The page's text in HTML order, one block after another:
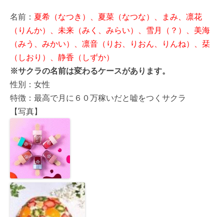
名前： 夏希（なつき）、夏菜（なつな）、まみ、凛花
（りんか）、未来（みく、みらい）、雪月（？）、美海
（みう、みかい）、凛音（りお、りおん、りんね）、栞
（しおり）、静香（しずか）
※サクラの名前は変わるケースがあります。
性別：女性
特徴：最高で月に６０万稼いだと嘘をつくサクラ
【写真】